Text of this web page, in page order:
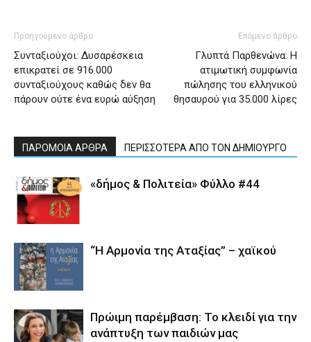
Προηγούμενο άρθρο
Συνταξιούχοι: Δυσαρέσκεια
επικρατεί σε 916.000
συνταξιούχους καθώς δεν θα
πάρουν ούτε ένα ευρώ αύξηση
Επόμενο άρθρο
Γλυπτά Παρθενώνα: Η
ατιμωτική συμφωνία
πώλησης του ελληνικού
θησαυρού για 35.000 λίρες
ΠΑΡΟΜΟΙΑ ΑΡΘΡΑ ΠΕΡΙΣΣΟΤΕΡΑ ΑΠΟ ΤΟΝ ΔΗΜΙΟΥΡΓΟ
«δήμος & Πολιτεία» Φύλλο #44
“Η Αρμονία της Αταξίας” – χαϊκού
Πρώιμη παρέμβαση: Το κλειδί για την
ανάπτυξη των παιδιών µας